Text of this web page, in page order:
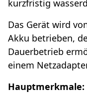
kurzfristig
Das Gerät wird
Akku betrieben,
Dauerbetrieb
einem
Hauptmerkmale: